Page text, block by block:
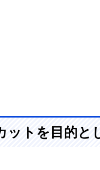
ットを目的と